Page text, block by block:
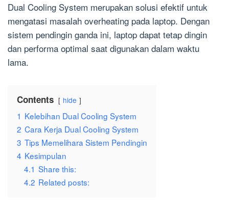
Dual Cooling System merupakan solusi efektif untuk
mengatasi masalah overheating pada laptop. Dengan
sistem pendingin ganda ini, laptop dapat tetap dingin
dan performa optimal saat digunakan dalam waktu
lama.
Contents hide
1 Kelebihan Dual Cooling System
2 Cara Kerja Dual Cooling System
3 Tips Memelihara Sistem Pendingin
4 Kesimpulan
4.1 Share this:
4.2 Related posts: